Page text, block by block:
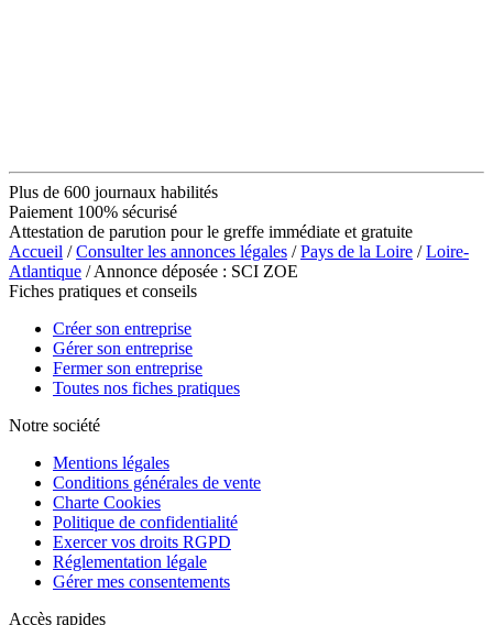
Plus de 600 journaux habilités
Paiement 100% sécurisé
Attestation de parution pour le greffe immédiate et gratuite
Accueil /Consulter les annonces légales /Pays de la Loire /Loire-
Atlantique / Annonce déposée : SCI ZOE
Fiches pratiques et conseils
Créer son entreprise
Gérer son entreprise
Fermer son entreprise
Toutes nos fiches pratiques
Notre société
Mentions légales
Conditions générales de vente
Charte Cookies
Politique de confidentialité
Exercer vos droits RGPD
Réglementation légale
Gérer mes consentements
Accès rapides